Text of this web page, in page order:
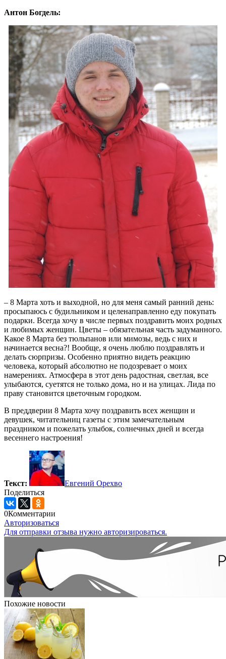
Антон Богдель:
– 8 Марта хоть и выходной, но для меня самый ранний день:
просыпаюсь с будильником и целенаправленно еду покупать
подарки. Всегда хочу в числе первых поздравить моих родных
и любимых женщин. Цветы – обязательная часть задуманного.
Какое 8 Марта без тюльпанов или мимозы, ведь с них и
начинается весна?! Вообще, я очень люблю поздравлять и
делать сюрпризы. Особенно приятно видеть реакцию
человека, который абсолютно не подозревает о моих
намерениях. Атмосфера в этот день радостная, светлая, все
улыбаются, суетятся не только дома, но и на улицах. Лида по
праву становится цветочным городком.
В преддверии 8 Марта хочу поздравить всех женщин и
девушек, читательниц газеты с этим замечательным
праздником и пожелать улыбок, солнечных дней и всегда
весеннего настроения!
Текст:
Евгений Орехво
Поделиться
0Комментарии
Авторизоваться
Для отправки отзыва нужно авторизироваться.
Похожие новости